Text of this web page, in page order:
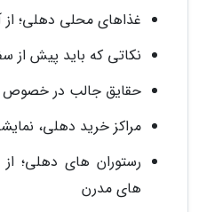
غذاهای محلی دهلی؛ از
نکاتی که باید پیش از
حقایق جالب در
مراکز خرید دهلی،
رستوران های دهلی؛
های مدرن